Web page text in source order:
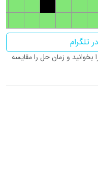
تلگرام
و زمان حل را مقایسه